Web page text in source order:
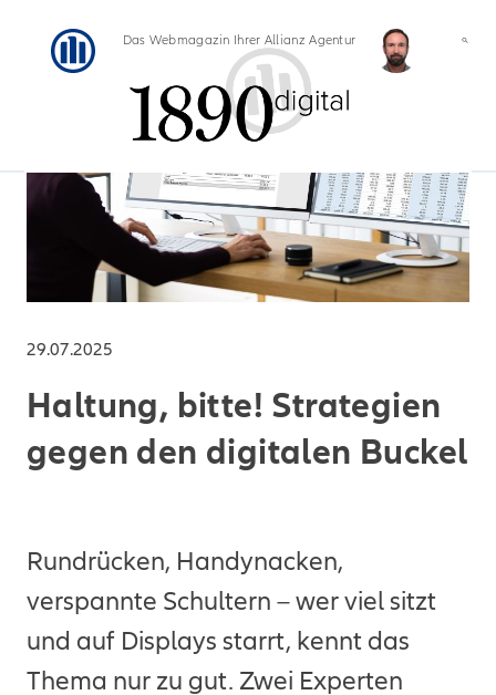
Das Webmagazin Ihrer Allianz Agentur
29.07.2025
Haltung, bitte! Strategien
gegen den digitalen Buckel
Rundrücken, Handynacken,
verspannte Schultern – wer viel sitzt
und auf Displays starrt, kennt das
Thema nur zu gut. Zwei Experten